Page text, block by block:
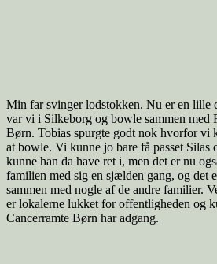
Min far svinger lodstokken. Nu er en lille
var vi i Silkeborg og bowle sammen med
Børn. Tobias spurgte godt nok hvorfor vi
at bowle. Vi kunne jo bare få passet Silas
kunne han da have ret i, men det er nu
familien med sig en sjælden gang, og det
sammen med nogle af de andre familier.
er lokalerne lukket for offentligheden og
Cancerramte Børn har adgang.